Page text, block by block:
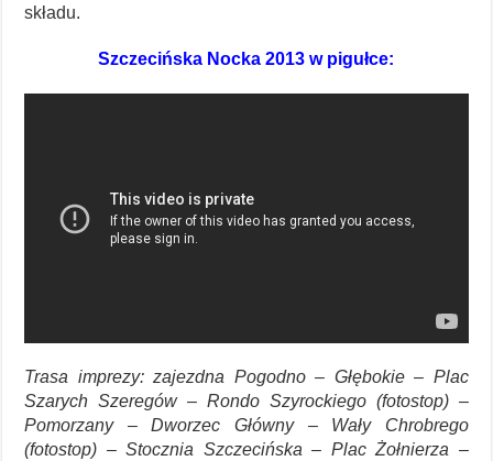
składu.
Szczecińska Nocka 2013 w pigułce:
Trasa imprezy: zajezdna Pogodno – Głębokie – Plac
Szarych Szeregów – Rondo Szyrockiego (fotostop) –
Pomorzany – Dworzec Główny – Wały Chrobrego
(fotostop) – Stocznia Szczecińska – Plac Żołnierza –